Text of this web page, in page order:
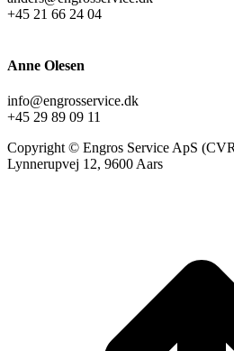
+45 21 66 24 04
Anne Olesen
info@engrosservice.dk
+45 29 89 09 11
Copyright © Engros Service ApS
Lynnerupvej 12, 9600 Aars